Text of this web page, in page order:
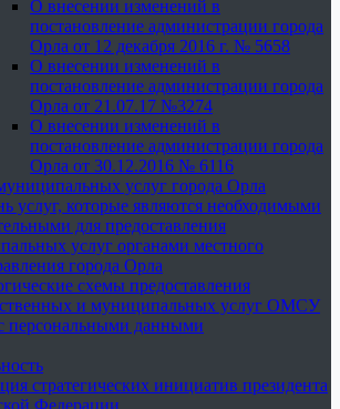
О внесении изменений в
постановление администрации города
Орла от 12 декабря 2016 г. № 5658
О внесении изменений в
постановление администрации города
Орла от 21.07.17 №3274
О внесении изменений в
постановление администрации города
Орла от 30.12.2016 № 6116
услуг города Орла
услуг, которые являются необходимыми
для предоставления
услуг органами местного
города Орла
схемы предоставления
и муниципальных услуг ОМСУ
персональными данными
стратегических инициатив президента
Федерации